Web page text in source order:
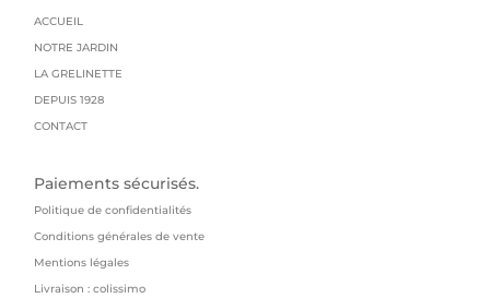
ACCUEIL
NOTRE JARDIN
LA GRELINETTE
DEPUIS 1928
CONTACT
Paiements sécurisés.
Politique de confidentialités
Conditions générales de vente
Mentions légales
Livraison : colissimo